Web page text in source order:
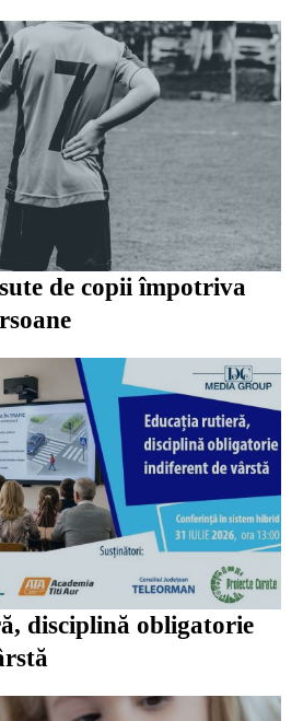
de copii împotriva
disciplină obligatorie